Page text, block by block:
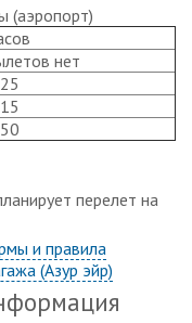
(аэропорт)
нет
перелет на
и правила
(Азур эйр)